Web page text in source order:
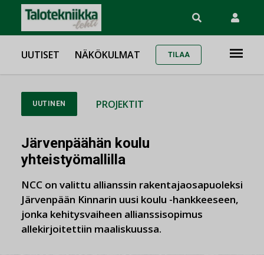
UUTISET NÄKÖKULMAT TILAA
UUTINEN PROJEKTIT
Järvenpäähän koulu
yhteistyömallilla
NCC on valittu allianssin rakentajaosapuoleksi
Järvenpään Kinnarin uusi koulu -hankkeeseen,
jonka kehitysvaiheen allianssisopimus
allekirjoitettiin maaliskuussa.